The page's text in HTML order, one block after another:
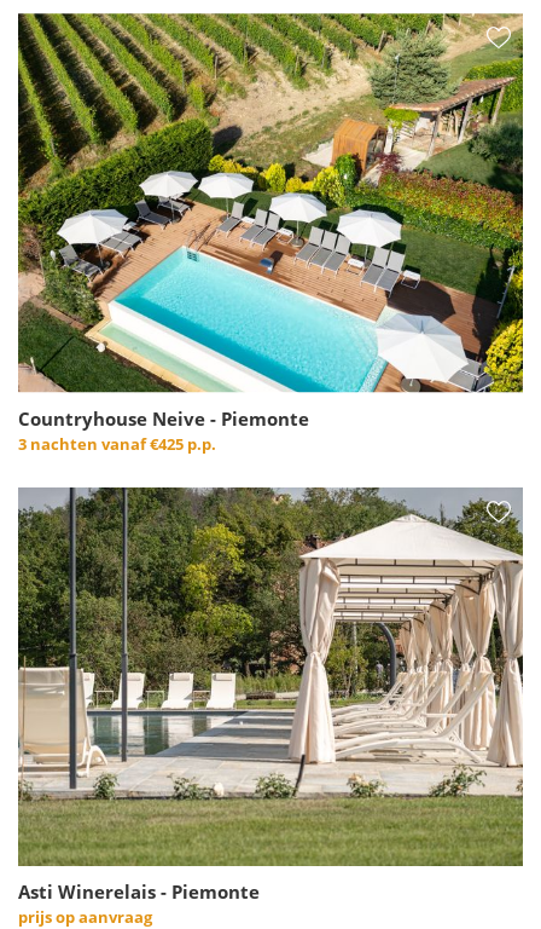
Countryhouse Neive - Piemonte
3 nachten vanaf€425 p.p.
Asti Winerelais - Piemonte
prijs op aanvraag